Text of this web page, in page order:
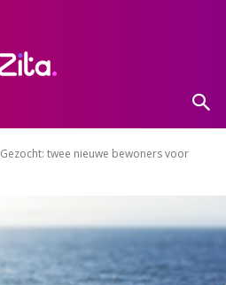
Gezocht: twee nieuwe bewoners voor